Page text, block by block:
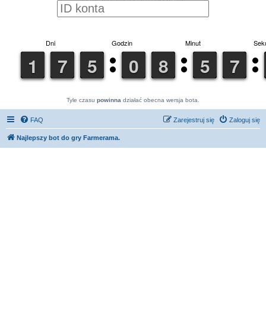
Tyle czasu powinna działać obecna wersja bota.
FAQ Zaloguj się
Zarejestruj się
Najlepszy bot do gry Farmerama.